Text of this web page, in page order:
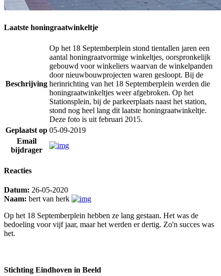
Laatste honingraatwinkeltje
Beschrijving
Op het 18 Septemberplein stond tientallen jaren een
aantal honingraatvormige winkeltjes, oorspronkelijk
gebouwd voor winkeliers waarvan de winkelpanden
door nieuwbouwprojecten waren gesloopt. Bij de
herinrichting van het 18 Septemberplein werden die
honingraatwinkeltjes weer afgebroken. Op het
Stationsplein, bij de parkeerplaats naast het station,
stond nog heel lang dit laatste honingraatwinkeltje.
Deze foto is uit februari 2015.
Geplaatst op 05-09-2019
Email
bijdrager
Reacties
Datum: 26-05-2020
Naam: bert van herk
Op het 18 Septemberplein hebben ze lang gestaan. Het was de
bedoeling voor vijf jaar, maar het werden er dertig. Zo'n succes was
het.
Stichting Eindhoven in Beeld